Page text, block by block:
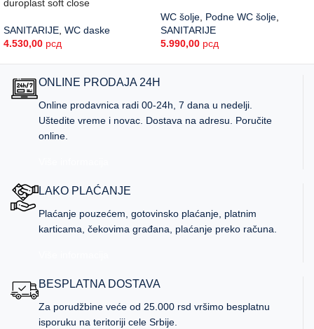
duroplast soft close
SANITARIJE, WC daske
4.530,00 рсд
WC šolje, Podne WC šolje,
SANITARIJE
5.990,00 рсд
ONLINE PRODAJA 24H
Online prodavnica radi 00-24h, 7 dana u nedelji.
Uštedite vreme i novac. Dostava na adresu. Poručite
online.
LAKO PLAĆANJE
Plaćanje pouzećem, gotovinsko plaćanje, platnim
karticama, čekovima građana, plaćanje preko računa.
BESPLATNA DOSTAVA
Za porudžbine veće od 25.000 rsd vršimo besplatnu
isporuku na teritoriji cele Srbije.